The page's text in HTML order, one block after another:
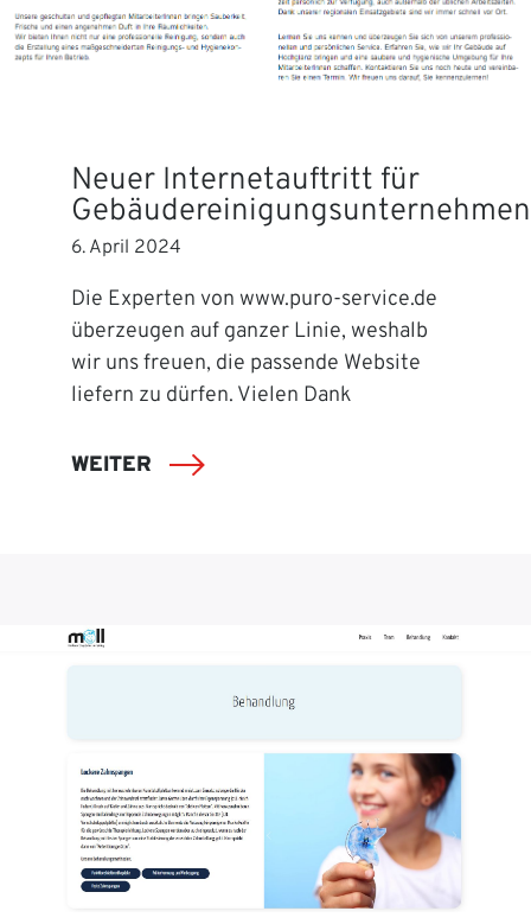
Neuer Internetauftritt für
Gebäudereinigungsunternehmen
6. April 2024
Die Experten von www.puro-service.de
überzeugen auf ganzer Linie, weshalb
wir uns freuen, die passende Website
liefern zu dürfen. Vielen Dank
WEITER